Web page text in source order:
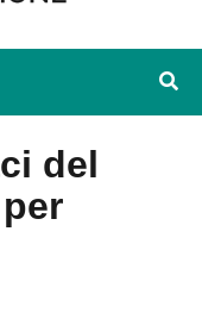
del